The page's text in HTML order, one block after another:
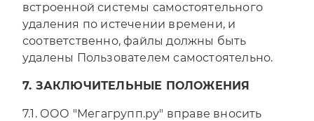
встроенной системы самостоятельного
удаления по истечении времени, и
соответственно, файлы должны быть
удалены Пользователем самостоятельно.
7. ЗАКЛЮЧИТЕЛЬНЫЕ ПОЛОЖЕНИЯ
7.1. ООО "Мегагрупп.ру" вправе вносить